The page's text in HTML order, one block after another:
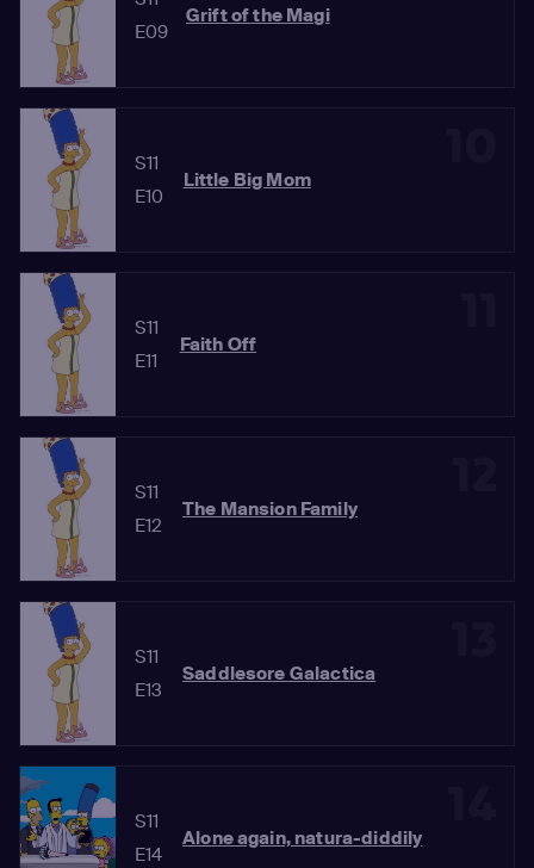
E09
Grift of the Magi
S11
E10
Little Big Mom
S11
E11
Faith Off
S11
E12
The Mansion Family
S11
E13
Saddlesore Galactica
S11
E14
Alone again, natura-diddily